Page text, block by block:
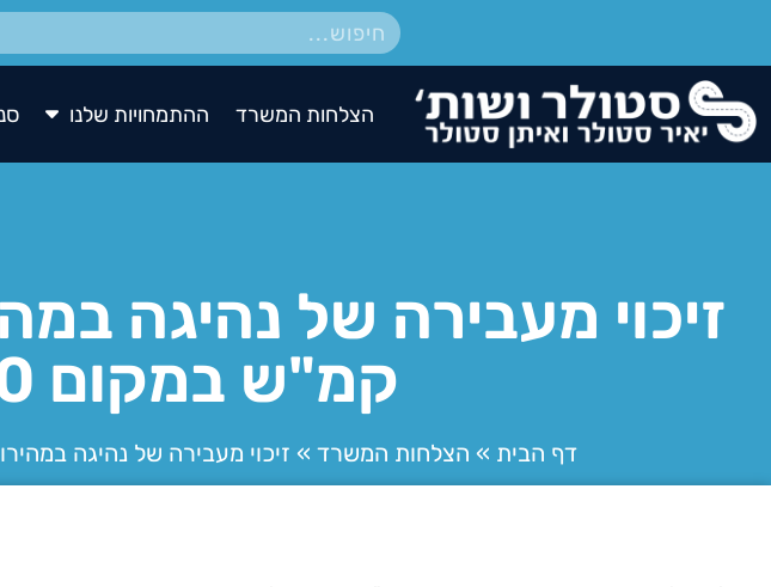
הצלחות המשרד ההתמחויות שלנו
קמ"ש במקום 90 קמ"ש
דף הבית » הצלחות המשרד » זיכוי מעבירה של נהיגה במהירות מופרזת של